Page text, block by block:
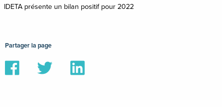
IDETA présente un bilan positif pour 2022
Partager la page
Partager
sur
sur
Partager
sur